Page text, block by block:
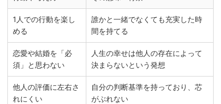
1人での行動を楽し
める
誰かと一緒でなくても充実した時
間を持てる
恋愛や結婚を「必
須」と思わない
人生の幸せは他人の存在によって
決まらないという発想
他人の評価に左右さ
れにくい
自分の判断基準を持っており、芯
がぶれない